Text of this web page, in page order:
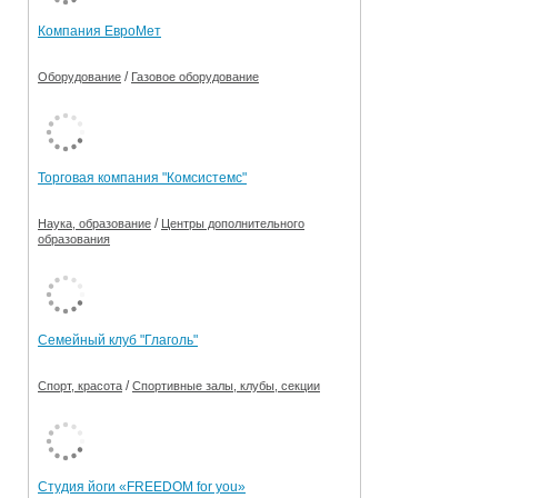
Компания ЕвроМет
Оборудование / Газовое оборудование
Торговая компания "Комсистемс"
Наука, образование / Центры дополнительного
образования
Семейный клуб "Глаголь"
Спорт, красота /Спортивные залы, клубы, секции
Студия йоги «FREEDOM for you»